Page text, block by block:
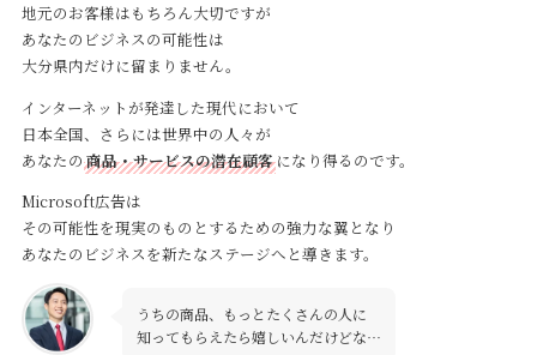
地元のお客様はもちろん大切ですが
あなたのビジネスの可能性は
大分県内だけに留まりません。
インターネットが発達した現代において
日本全国、さらには世界中の人々が
あなたの 商品・サービスの潜在顧客になり得るのです。
Microsoft広告は
その可能性を現実のものとするための強力な翼となり
あなたのビジネスを新たなステージへと導きます。
うちの商品、もっとたくさんの人に
知ってもらえたら嬉しいんだけどな…